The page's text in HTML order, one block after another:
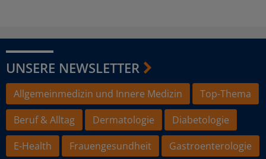
UNSERE NEWSLETTER
Allgemeinmedizin und Innere Medizin
Top-Thema
Beruf & Alltag
Dermatologie
Diabetologie
E-Health
Frauengesundheit
Gastroenterologie